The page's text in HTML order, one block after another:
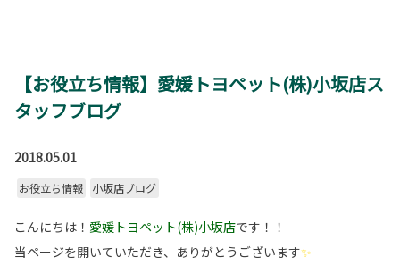
【お役立ち情報】愛媛トヨペット(株)小坂店ス
タッフブログ
2018.05.01
お役立ち情報 小坂店ブログ
こんにちは！ 愛媛トヨペット(株)小坂店です！！
当ページを開いていただき、ありがとうございます✨